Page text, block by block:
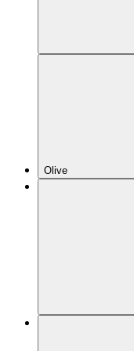
Olive